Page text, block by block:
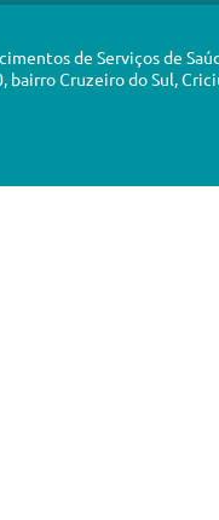
de Serviços de
bairro Cruzeiro do Sul,